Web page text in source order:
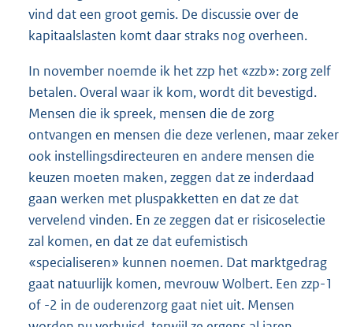
vind dat een groot gemis. De discussie over de
kapitaalslasten komt daar straks nog overheen.
In november noemde ik het zzp het «zzb»: zorg zelf
betalen. Overal waar ik kom, wordt dit bevestigd.
Mensen die ik spreek, mensen die de zorg
ontvangen en mensen die deze verlenen, maar zeker
ook instellingsdirecteuren en andere mensen die
keuzen moeten maken, zeggen dat ze inderdaad
gaan werken met pluspakketten en dat ze dat
vervelend vinden. En ze zeggen dat er risicoselectie
zal komen, en dat ze dat eufemistisch
«specialiseren» kunnen noemen. Dat marktgedrag
gaat natuurlijk komen, mevrouw Wolbert. Een zzp-1
of -2 in de ouderenzorg gaat niet uit. Mensen